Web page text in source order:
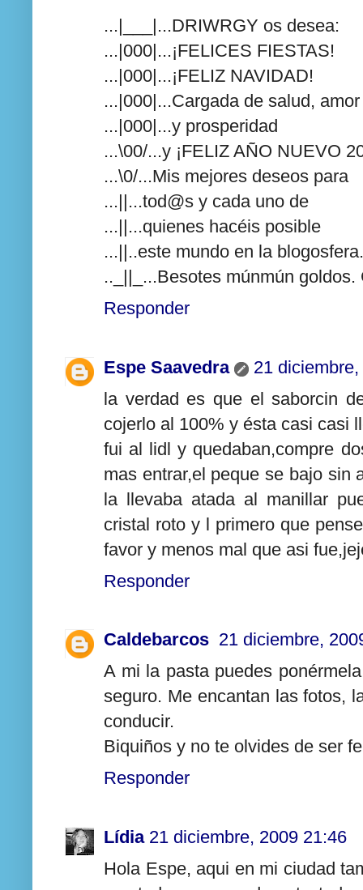
...|___|...DRIWRGY os desea:
...|000|...¡FELICES FIESTAS!
...|000|...¡FELIZ NAVIDAD!
...|000|...Cargada de salud, amor
...|000|...y prosperidad
...\00/...y ¡FELIZ AÑO NUEVO
...\0/...Mis mejores deseos para
...||...tod@s y cada uno de
...||...quienes hacéis posible
...||..este mundo en la blogosfera.
.._||_...Besotes múnmún goldos.
Responder
Espe Saavedra
21
la verdad es que el saborcin
cojerlo al 100% y ésta casi casi
fui al lidl y quedaban,compre
mas entrar,el peque se bajo sin
la llevaba atada al manillar
cristal roto y l primero que
favor y menos mal que asi
Responder
Caldebarcos 21 diciembre,
A mi la pasta puedes
seguro. Me encantan las fotos,
conducir.
Biquiños y no te olvides de ser
Responder
Lídia 21 diciembre, 2009 21:46
Hola Espe, aqui en mi ciudad